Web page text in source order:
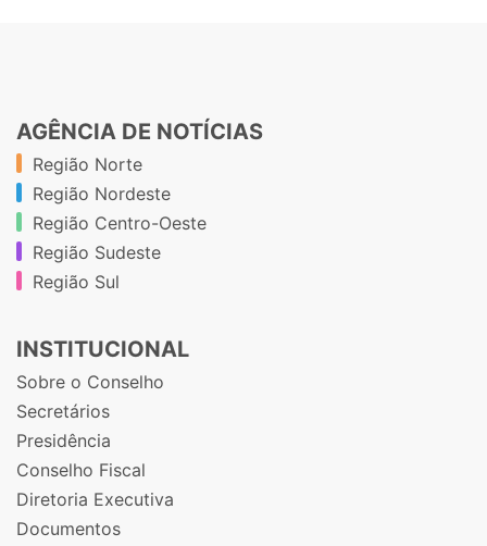
AGÊNCIA DE NOTÍCIAS
Região Norte
Região Nordeste
Região Centro-Oeste
Região Sudeste
Região Sul
INSTITUCIONAL
Sobre o Conselho
Secretários
Presidência
Conselho Fiscal
Diretoria Executiva
Documentos